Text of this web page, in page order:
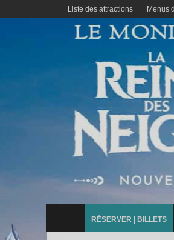
Liste des attractions Menus
RÉSERVER | BILLETS